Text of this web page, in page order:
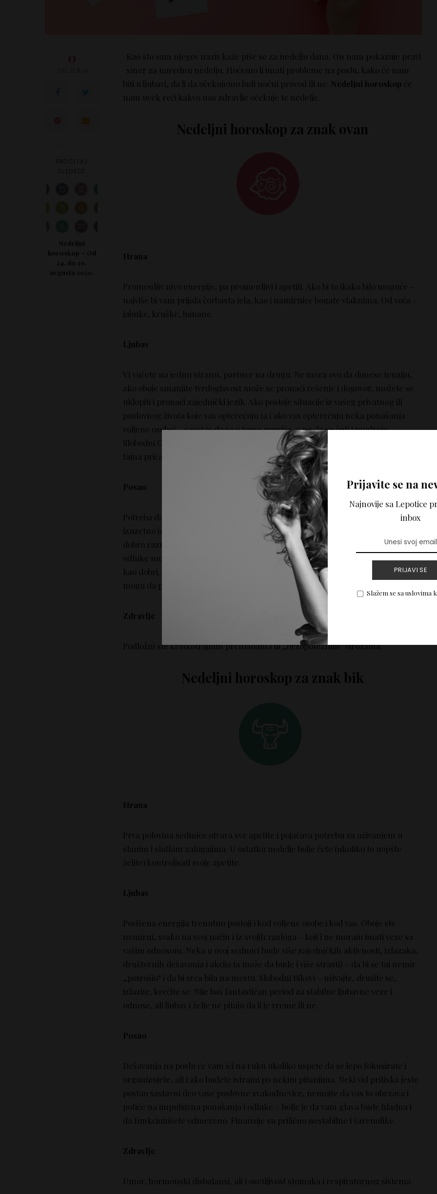
Prijavite se na
Najnovije sa Lepotice
inbox
PRIJAVI SE
Slažem se sa uslovima
0
PROČITAJ
Nedeljni
horoskop – Od
24. do 30.
avgusta 2020.
Kao što sam njegov naziv kaže piše se za nedelju dana. On nam pokazuje pravi
smer za narednu nedelju. Hoćemo li imati probleme na poslu, kako će nam
biti u ljubavi, da li da očekujemo ludi noćni provod ili ne. Nedeljni horoskop će
nam uvek reći kakvo nas zdravlje očekuje te nedelje.
Nedeljni horoskop za znak ovan
Hrana
Promenljiv nivo energije, pa promenljivi i apetiti. Ako bi to ikako bilo moguće –
najviše bi vam prijala čorbasta jela, kao i namirnice bogate vlaknima. Od voća –
jabuke, kruške, banane.
Ljubav
Vi vučete na jednu stranu, partner na drugu. Ne mora ovo da donese tenziju,
ako oboje smanjite tvrdoglavost može se pronaći rešenje i dogovor, možete se
uklopiti i pronaći zajednički jezik. Ako postoje situacije iz vašeg privatnog ili
poslovnog života koje vas opterećuju (a i ako vas opterećuju neka ponašanja
voljene osobe) – savet je da se o tome popriča, a ne da se ćuti i mudruje.
Slobodni Ovnovi – sada je lako zatreskati se na keca, ali baš i ne mora da bude
tajna priča ili neko ko je zauzet.
Posao
Potreba da se aktivirate, potreba da savladavate prepreke ili otežanja sada je
izuzetno izražena. Stoji da je vaše vreme za akciju došlo, ali samo ukoliko ste
dobro razmislili i dobro preračunali potencijalne rizike. Impulsivni potezi i
odluke mogu doneti kratkotrajna poboljšanja, ali se na duži rok neće pokazati
kao dobri. Budite strpljiviji u komunikaciji sa saradnicima, moguće je da ne
mogu da prate vaš tempo.
Zdravlje
Podložni ste kratkotrajnim prehladama ili „brzopoteznim“ virozama.
Nedeljni horoskop za znak bik
Hrana
Prva polovina sedmice otvara sve apetite i pojačava potrebu za uživanjem u
slanim i slatkim zalogajima. U ostatku nedelje bolje ćete (ukoliko to uopšte
želite) kontrolisati svoje apetite.
Ljubav
Povišena energija trenutno postoji i kod voljene osobe i kod vas. Oboje ste
nemirni, svako na svoj način i iz svojih razloga – koji i ne moraju imati veze sa
vašim odnosom. Neka u ovoj sedmici bude više zajedničkih aktivnosti, izlazaka,
društvenih dešavanja i akcija (a može da bude i više strasti) – da bi se taj nemir
„potrošio“ i da bi srca bila na mestu. Slobodni Bikovi – uživajte, družite se,
izlazite, krećite se. Nije baš fantastičan period za stabilne ljubavne veze i
odnose, ali ljubav i želje ne pitaju da li je vreme ili ne.
Posao
Dešavanja na poslu će vam ići na ruku ukoliko uspete da se lepo fokusirate i
organizujete, ali i ako budete istrajni po nekim pitanjima. Neki vid pritiska jeste
postao sastavni deo vaše poslovne svakodnevice, nemojte da vas to ubrzava i
potiče na impulsivna ponašanja i odluke – bolje je da vam glava bude hladna i
da funkcionišete odmereno. Finansije su prilično nestabilne i šarenolike.
Zdravlje
Umor, hormonski disbalansi, ali i osetljivost stomaka i respiratornog sistema.